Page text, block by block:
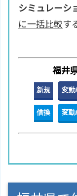
シミュレーシ
に一括比較す
福井
新規 変
借換 変